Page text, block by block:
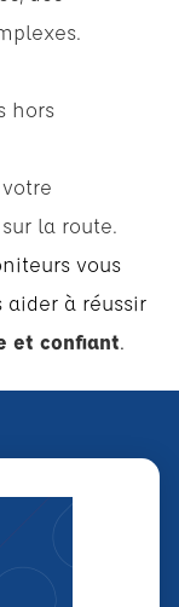
hors
la route.
vous
aider à réussir
et confiant.